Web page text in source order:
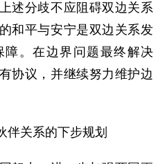
述分歧不应阻碍双边关系
和平与安宁是双边关系发
障。在边界问题最终解决
协议，并继续努力维护边
关系的下步规划